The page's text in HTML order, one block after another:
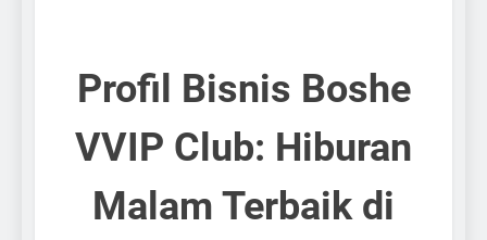
Profil Bisnis Boshe
VVIP Club: Hiburan
Malam Terbaik di